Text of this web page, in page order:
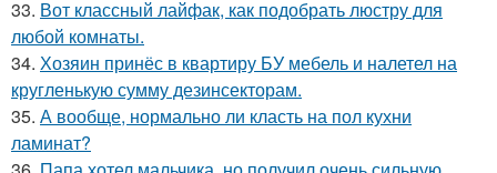
33. Вот классный лайфак, как подобрать люстру для
любой комнаты.
34. Хозяин принёс в квартиру БУ мебель и налетел на
кругленькую сумму дезинсекторам.
35. А вообще, нормально ли класть на пол кухни
ламинат?